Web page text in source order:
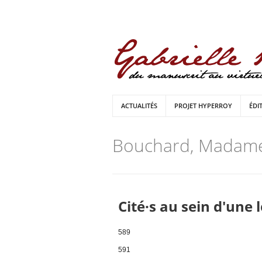
ACTUALITÉS PROJET HYPERROY
Bouchard,
Cité·s au sein d'une
589
591